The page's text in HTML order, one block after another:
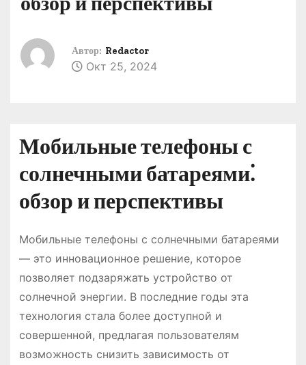
Автор: Redactor
Окт 25, 2024
Мобильные телефоны с
солнечными батареями⁚
обзор и перспективы
Мобильные телефоны с солнечными батареями
― это инновационное решение, которое
позволяет подзаряжать устройство от
солнечной энергии. В последние годы эта
технология стала более доступной и
совершенной, предлагая пользователям
возможность снизить зависимость от